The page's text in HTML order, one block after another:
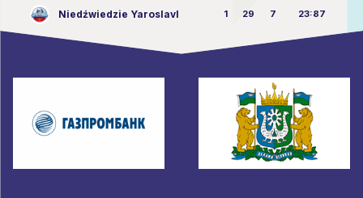
Niedźwiedzie Yaroslavl 1 29 7 23:87